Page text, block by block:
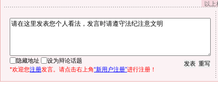
以
隐藏地址
设为辩论话题
*欢迎您注册发言。请点击右上角“新用户注册”进行注册！